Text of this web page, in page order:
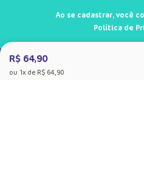
R$ 64,90
ou 1x de R$ 64,90
Ao se cadastrar, você
Política de